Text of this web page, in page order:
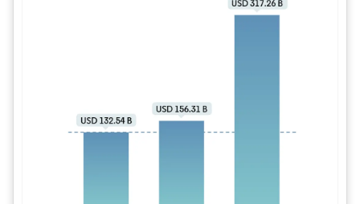
画像 © Mordor Intelligence。再利用には